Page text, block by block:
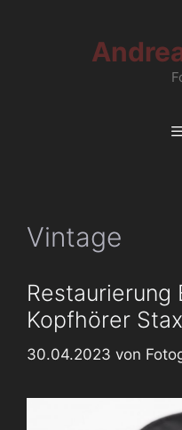
Vintage
Restaurierung
Kopfhörer
30.04.2023 von